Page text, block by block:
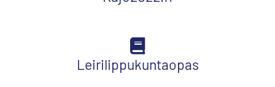
Leirilippukuntaopas